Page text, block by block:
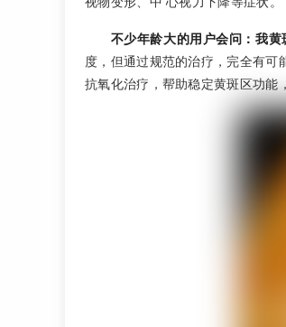
不少年龄大的用户会问：我
度，但通过规范的治疗，完全有可
抗氧化治疗，帮助稳定黄斑区功能